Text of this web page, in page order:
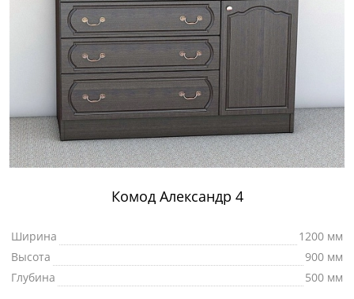
Комод Александр 4
Ширина
1200 мм
Высота
900 мм
Глубина
500 мм